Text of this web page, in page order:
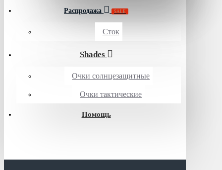
Распродажа SALE
Сток
Shades
Очки солнцезащитные
Очки тактические
Помощь